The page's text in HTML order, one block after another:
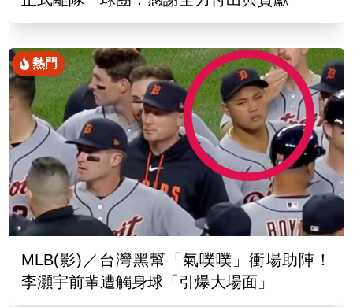
熱門
MLB(影)／台灣黑幫「氣噗噗」衝場助陣！
李灝宇前輩遭觸身球「引爆大場面」